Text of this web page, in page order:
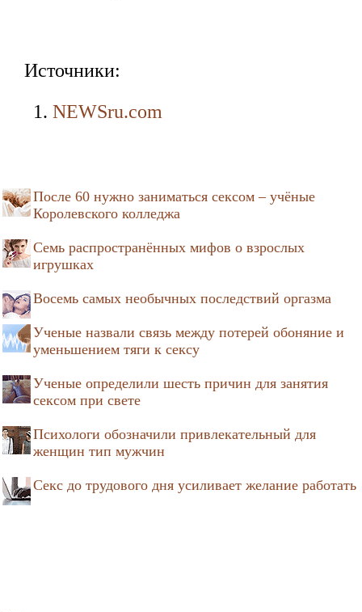
Источники:
NEWSru.com
После 60 нужно заниматься сексом – учёные
Королевского колледжа
Семь распространённых мифов о взрослых
игрушках
Восемь самых необычных последствий оргазма
Ученые назвали связь между потерей обоняние и
уменьшением тяги к сексу
Ученые определили шесть причин для занятия
сексом при свете
Психологи обозначили привлекательный для
женщин тип мужчин
Секс до трудового дня усиливает желание работать